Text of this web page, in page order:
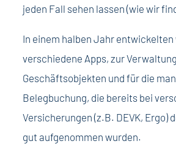
jeden Fall sehen lassen (wie wir
In einem halben Jahr entwickelten
verschiedene Apps, zur
Geschäftsobjekten und für die
Belegbuchung, die bereits bei
Versicherungen (z.B. DEVK, Ergo)
gut aufgenommen wurden.